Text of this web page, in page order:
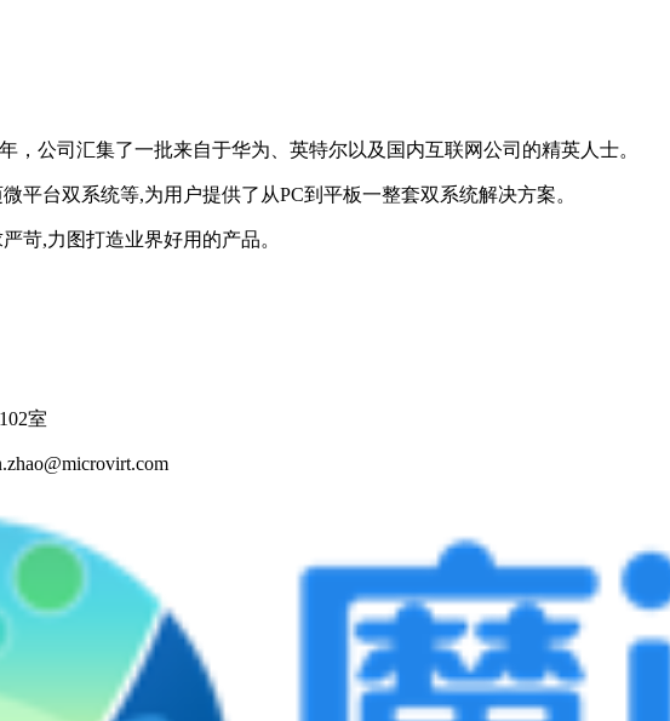
，公司汇集了一批来自于华为、英特尔以及国内互联网公司的精英人士。
平台双系统等,为用户提供了从PC到平板一整套双系统解决方案。
苛,力图打造业界好用的产品。
室